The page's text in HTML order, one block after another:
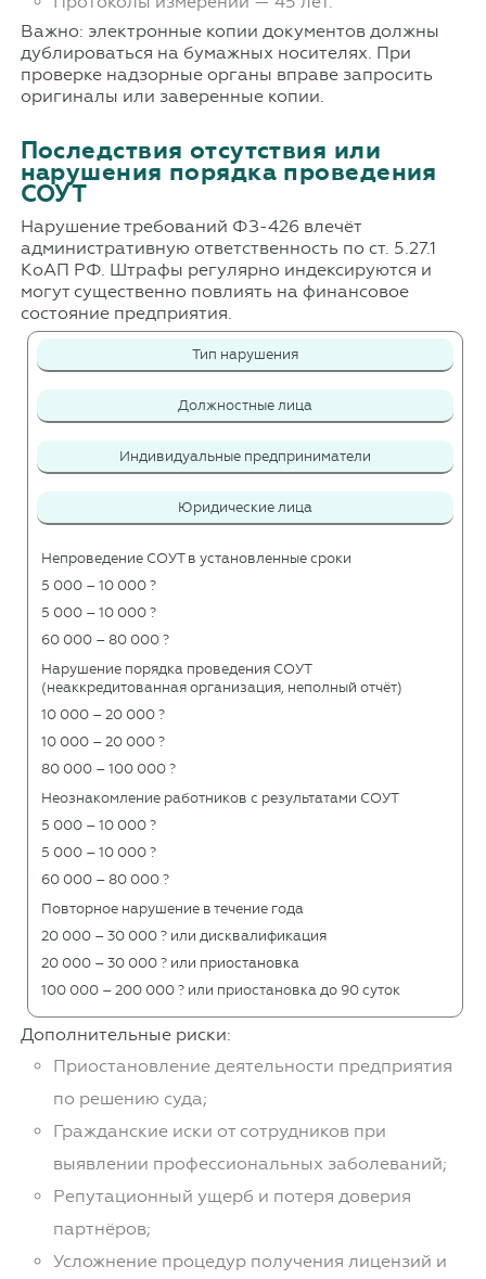
Важно: электронные копии документов должны
дублироваться на бумажных носителях. При
проверке надзорные органы вправе запросить
оригиналы или заверенные копии.
Последствия отсутствия или
нарушения порядка проведения
СОУТ
Нарушение требований ФЗ-426 влечёт
административную ответственность по ст. 5.27.1
КоАП РФ. Штрафы регулярно индексируются и
могут существенно повлиять на финансовое
состояние предприятия.
Тип нарушения
Должностные лица
Индивидуальные предприниматели
Юридические лица
Непроведение СОУТ в установленные сроки
5 000 – 10 000 ?
5 000 – 10 000 ?
60 000 – 80 000 ?
Нарушение порядка проведения СОУТ
(неаккредитованная организация, неполный отчёт)
10 000 – 20 000 ?
10 000 – 20 000 ?
80 000 – 100 000 ?
Неознакомление работников с результатами СОУТ
5 000 – 10 000 ?
5 000 – 10 000 ?
60 000 – 80 000 ?
Повторное нарушение в течение года
20 000 – 30 000 ? или дисквалификация
20 000 – 30 000 ? или приостановка
100 000 – 200 000 ? или приостановка до 90 суток
Дополнительные риски:
Приостановление деятельности предприятия
по решению суда;
Гражданские иски от сотрудников при
выявлении профессиональных заболеваний;
Репутационный ущерб и потеря доверия
партнёров;
Усложнение процедур получения лицензий и